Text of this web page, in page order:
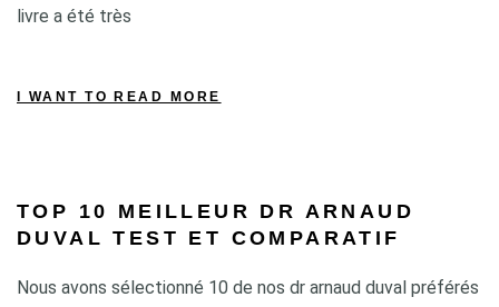
livre a été très
I WANT TO READ MORE
TOP 10 MEILLEUR DR ARNAUD
DUVAL TEST ET COMPARATIF
Nous avons sélectionné 10 de nos dr arnaud duval préférés